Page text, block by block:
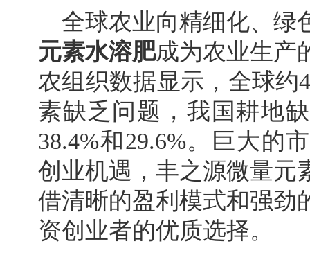
全球农业向精细化、绿
元素水溶肥成为农业生产
农组织数据显示，全球约
素缺乏问题，我国耕地
38.4%和29.6%。巨大的
创业机遇，丰之源微量元
借清晰的盈利模式和强劲
资创业者的优质选择。